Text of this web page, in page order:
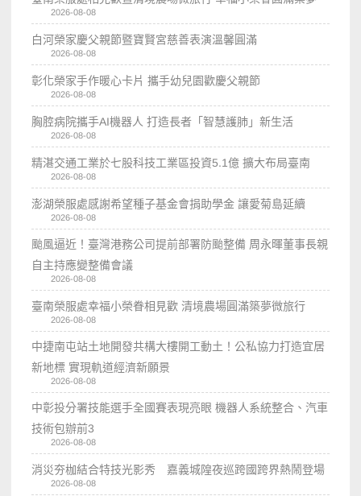
2026-08-08
白河榮家慶父親節暨寶賢宮慈善表演溫馨圓滿
2026-08-08
彰化榮家手作暖心卡片 攜手幼兒園歡慶父親節
2026-08-08
胸腔病院攜手AI機器人 打造長者「智慧護肺」新生活
2026-08-08
精湛交通工業於七股科技工業區投資5.1億 擴大布局臺南
2026-08-08
澎湖榮服處感謝希望種子基金會捐助學金 讓愛菊島延續
2026-08-08
颱風逼近！臺灣港務公司提前部署防颱整備 周永暉董事長親
自主持應變整備會議
2026-08-08
臺南榮服處幸福小榮眷相見歡 清境農場圓滿築夢微旅行
2026-08-08
中捷南屯站土地開發共構大樓開工動土！公私協力打造宜居
新地標 實現軌道經濟新願景
2026-08-08
中彰投分署技能選手全國賽表現亮眼 機器人系統整合、汽車
技術包辦前3
2026-08-08
消災夯枷結合特技光影秀 嘉義城隍夜巡跨國跨界熱鬧登場
2026-08-08